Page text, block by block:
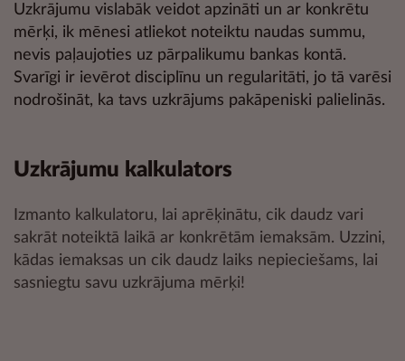
Uzkrājumu vislabāk veidot apzināti un ar konkrētu
mērķi, ik mēnesi atliekot noteiktu naudas summu,
nevis paļaujoties uz pārpalikumu bankas kontā.
Svarīgi ir ievērot disciplīnu un regularitāti, jo tā varēsi
nodrošināt, ka tavs uzkrājums pakāpeniski palielinās.
Uzkrājumu kalkulators
Izmanto kalkulatoru, lai aprēķinātu, cik daudz vari
sakrāt noteiktā laikā ar konkrētām iemaksām. Uzzini,
kādas iemaksas un cik daudz laiks nepieciešams, lai
sasniegtu savu uzkrājuma mērķi!